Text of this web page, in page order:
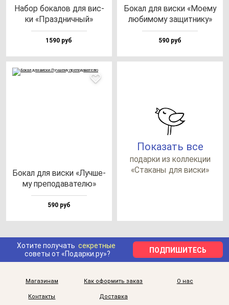
Набор бо­ка­лов для вис­
ки «Праз­днич­ный»
1590 руб
Бокал для вис­ки «Моему
лю­би­мо­му за­щит­ни­ку»
590 руб
Бокал для вис­ки «Луч­ше­
му пре­по­да­ва­те­лю»
590 руб
Показать все
по­дар­ки из кол­лек­ции
«Ста­ка­ны для вис­ки»
Хотите получать секретные
советы от «Подарки.ру»?
ПОДПИШИТЕСЬ
Магазинам Как оформить заказ О нас
Контакты Доставка